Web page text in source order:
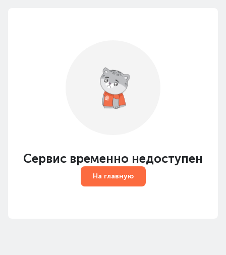
Сервис временно недоступен
На главную